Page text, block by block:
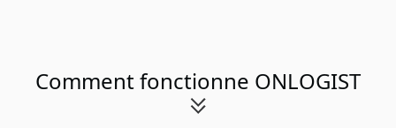
Comment fonctionne ONLOGIST